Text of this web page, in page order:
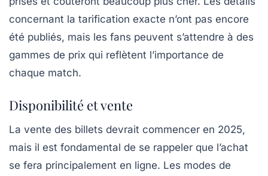
concernant la tarification exacte n’ont pas encore
été publiés, mais les fans peuvent s’attendre à des
gammes de prix qui reflètent l’importance de
chaque match.
Disponibilité et vente
La vente des billets devrait commencer en 2025,
mais il est fondamental de se rappeler que l’achat
se fera principalement en ligne. Les modes de